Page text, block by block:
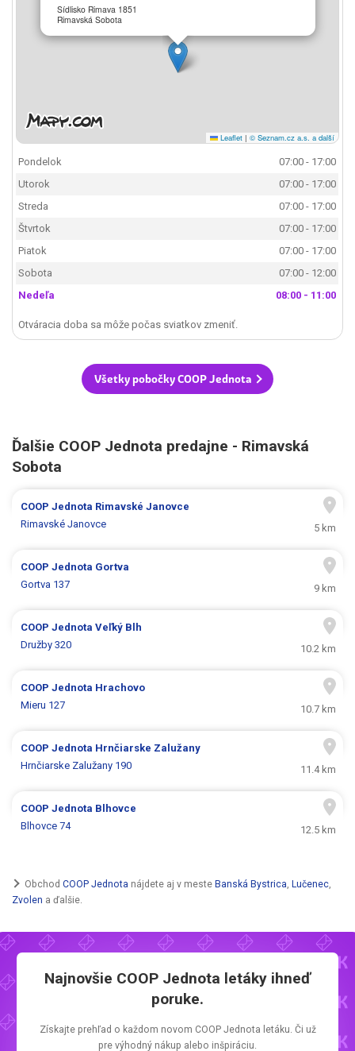
Sídlisko Rimava 1851
Rimavská Sobota
Leaflet | © Seznam.cz a.s. a další
Pondelok
07:00 - 17:00
Utorok
07:00 - 17:00
Streda
07:00 - 17:00
Štvrtok
07:00 - 17:00
Piatok
07:00 - 17:00
Sobota
07:00 - 12:00
Nedeľa
08:00 - 11:00
Otváracia doba sa môže počas sviatkov zmeniť.
Všetky pobočky COOP Jednota
Ďalšie COOP Jednota predajne - Rimavská
Sobota
COOP Jednota Rimavské Janovce
Rimavské Janovce
5 km
COOP Jednota Gortva
Gortva 137
9 km
COOP JednotaVeľký Blh
Družby 320
10.2 km
COOP Jednota Hrachovo
Mieru 127
10.7 km
COOP Jednota Hrnčiarske Zalužany
Hrnčiarske Zalužany 190
11.4 km
COOP Jednota Blhovce
Blhovce 74
12.5 km
Obchod COOP Jednota nájdete aj v meste Banská Bystrica Lučenec
Zvolen a ďalšie.
Najnovšie COOP Jednota letáky ihneď
poruke.
Získajte prehľad o každom novom COOP Jednota letáku. Či už
pre výhodný nákup alebo inšpiráciu.